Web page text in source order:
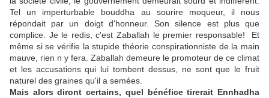
Tel un imperturbable bouddha au sourire moqueur, il nous
répondait par un doigt d'honneur. Son silence est plus que
complice. Je le redis, c'est Zaballah le premier responsable! Et
même si se vérifie la stupide théorie conspirationniste de la main
mauve, rien n y fera. Zaballah demeure le promoteur de ce climat
et les accusations qui lui tombent dessus, ne sont que le fruit
naturel des graines qu'il a semées.
Mais alors diront certains, quel bénéfice tirerait Ennhadha